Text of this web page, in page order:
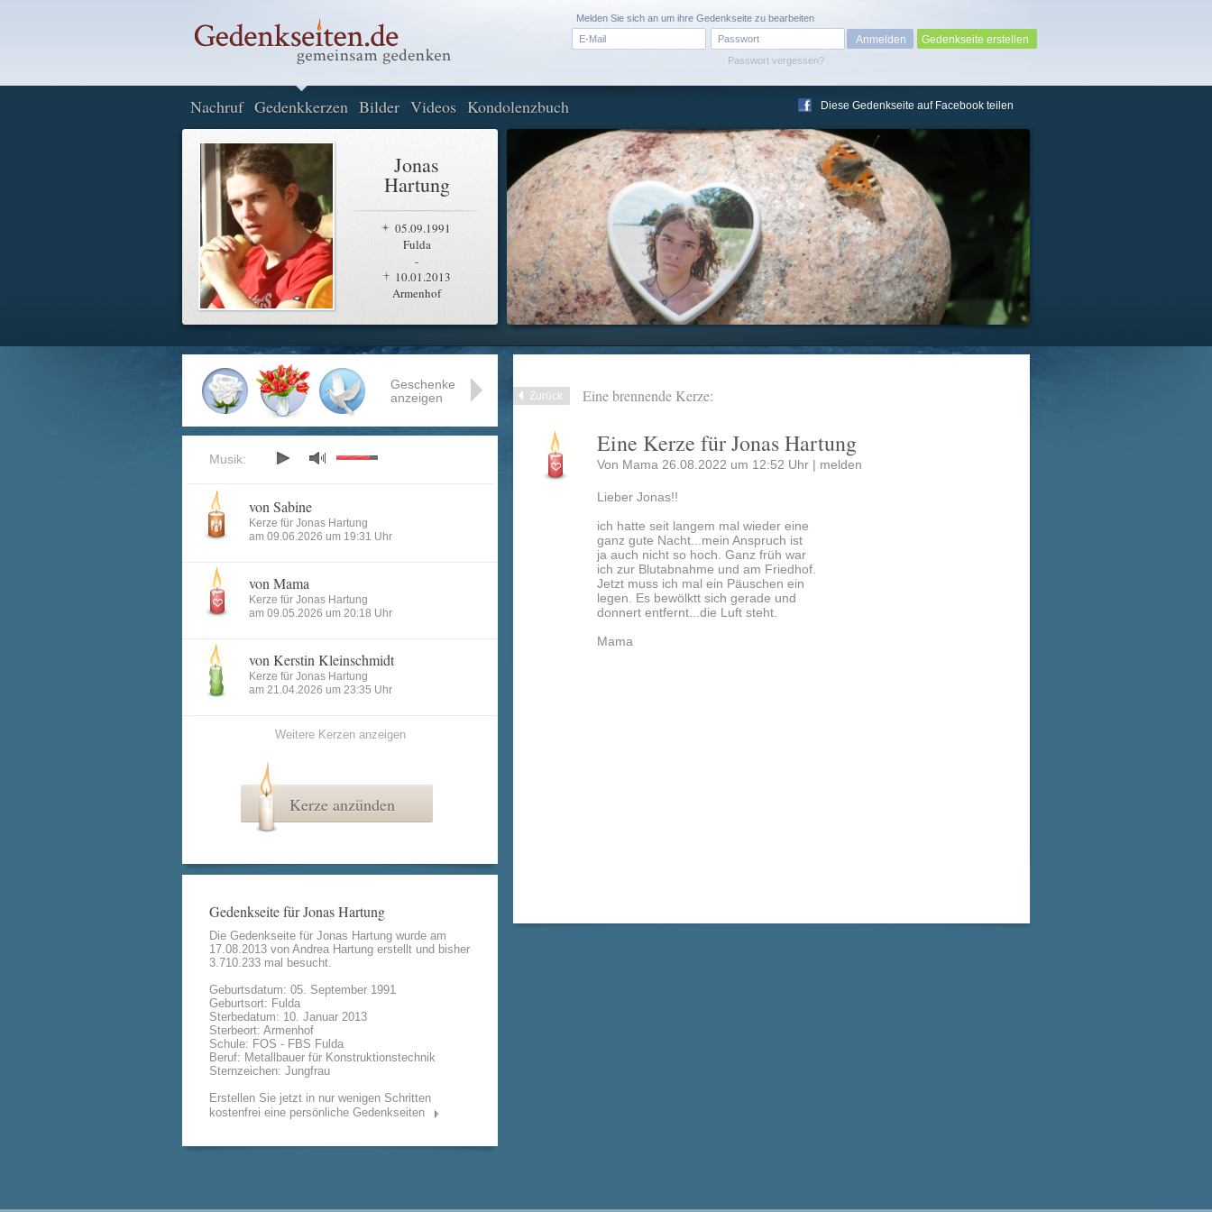
Passwort vergessen?
Melden Sie sich an um ihre Gedenkseite zu bearbeiten
Gedenkseite erstellen
Nachruf Gedenkkerzen Bilder Videos Kondolenzbuch Diese Gedenkseite auf Facebook teilen
Jonas
Hartung
05.09.1991
Fulda
-
10.01.2013
Armenhof
Zurück Eine brennende Kerze:
Eine Kerze für Jonas Hartung
Von Mama 26.08.2022 um 12:52 Uhr | melden
Lieber Jonas!!
ich hatte seit langem mal wieder eine
ganz gute Nacht...mein Anspruch ist
ja auch nicht so hoch. Ganz früh war
ich zur Blutabnahme und am Friedhof.
Jetzt muss ich mal ein Päuschen ein
legen. Es bewölktt sich gerade und
donnert entfernt...die Luft steht.
Mama
Geschenke
anzeigen
Musik:
von Sabine
Kerze für Jonas Hartung
am 09.06.2026 um 19:31 Uhr
von Mama
Kerze für Jonas Hartung
am 09.05.2026 um 20:18 Uhr
von Kerstin Kleinschmidt
Kerze für Jonas Hartung
am 21.04.2026 um 23:35 Uhr
Weitere Kerzen anzeigen
Kerze anzünden
Gedenkseite für Jonas Hartung
Die Gedenkseite für Jonas Hartung wurde am
17.08.2013 von Andrea Hartung erstellt und bisher
3.710.233 mal besucht.
Geburtsdatum: 05. September 1991
Geburtsort: Fulda
Sterbedatum: 10. Januar 2013
Sterbeort: Armenhof
Schule: FOS - FBS Fulda
Beruf: Metallbauer für Konstruktionstechnik
Sternzeichen: Jungfrau
Erstellen Sie jetzt in nur wenigen Schritten
kostenfrei eine persönliche Gedenkseiten